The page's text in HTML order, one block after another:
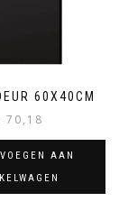
60X40CM
70,18
AAN